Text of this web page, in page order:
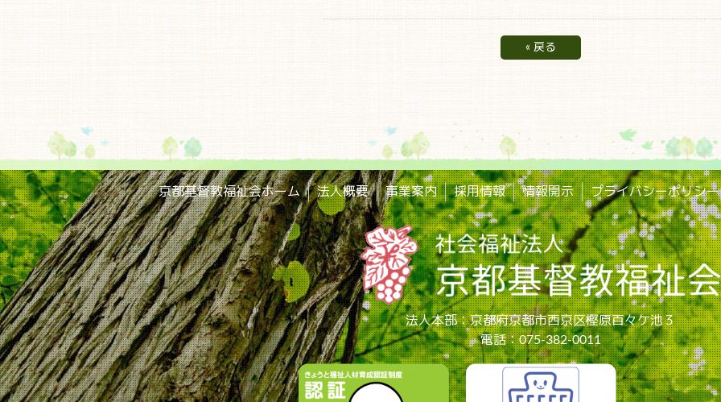
« 戻る
京都基督教福祉会ホーム 法人概要 事業案内 採用情報 情報開示 プライバシーポリシー
法人本部：京都府京都市西京区樫原百々ケ池３
電話：075-382-0011